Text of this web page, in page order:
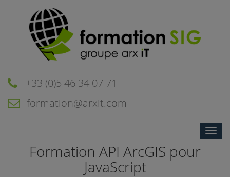
+33 (0)5 46 34 07 71
formation@arxit.com
Toggle
Formation API ArcGIS pour
JavaScript